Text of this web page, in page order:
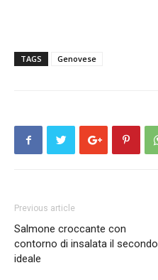
TAGS Genovese
Previous article
Salmone croccante con
contorno di insalata il secondo
ideale